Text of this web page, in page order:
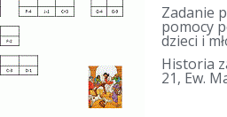
Zadanie
pomocy
dzieci i
Historia
21, Ew.